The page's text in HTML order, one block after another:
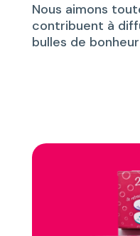
Nous aimons
contribuent à
bulles de